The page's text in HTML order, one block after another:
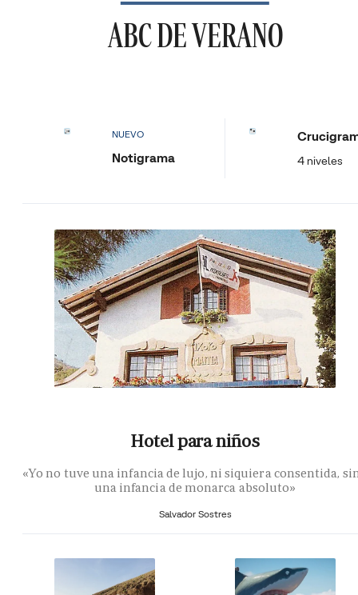
ABC DE VERANO
NUEVO
Notigrama 4 niveles
Hotel para niños
«Yo no tuve una infancia de lujo, ni siquiera consentida,
una infancia de monarca absoluto»
Salvador Sostres